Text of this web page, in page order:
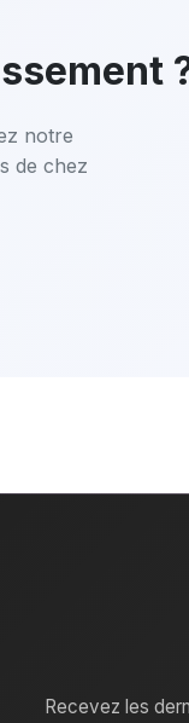
notre
de chez
Recevez les